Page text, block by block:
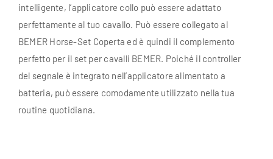
intelligente, l’applicatore collo può essere adattato
perfettamente al tuo cavallo. Può essere collegato al
BEMER Horse-Set Coperta ed è quindi il complemento
perfetto per il set per cavalli BEMER. Poiché il controller
del segnale è integrato nell’applicatore alimentato a
batteria, può essere comodamente utilizzato nella tua
routine quotidiana.